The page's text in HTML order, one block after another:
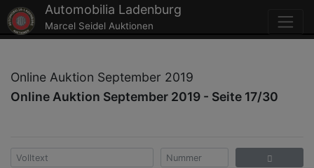
Automobilia Ladenburg
Marcel Seidel Auktionen
Online Auktion September 2019
Online Auktion September 2019 - Seite 17/30